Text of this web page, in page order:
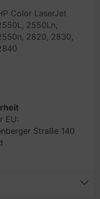
Color LaserJet
2550Ln,
2820, 2830,
EU:
Straße 140